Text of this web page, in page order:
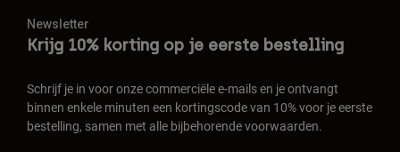
Newsletter
Krijg 10% korting op je eerste bestelling
Schrijf je in voor onze commerciële e-mails en je ontvangt
binnen enkele minuten een kortingscode van 10% voor je eerste
bestelling, samen met alle bijbehorende voorwaarden.